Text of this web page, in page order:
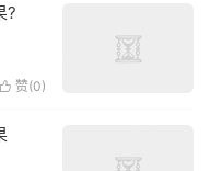
?
赞(0)